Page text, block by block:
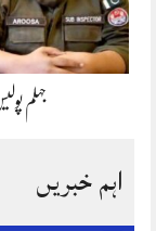
جہلم پولیس کی
اہم خبریں